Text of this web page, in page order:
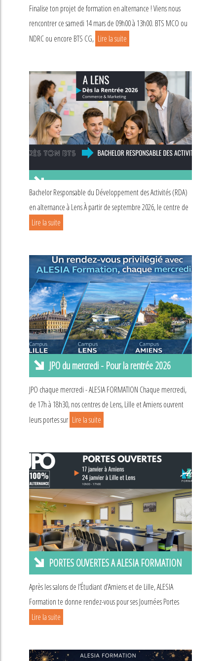
Finalise ton projet de formation en alternance ! Viens nous
rencontrer ce samedi 14 mars de 09h00 à 13h00. BTS MCO ou
NDRC ou encore BTS CG, Lire la suite
Bachelor Responsable du Développement des Activités (RDA)
en alternance à Lens À partir de septembre 2026, le centre de
Lire la suite
JPO du mercredi - Pour la rentrée 2026
JPO chaque mercredi - ALESIA FORMATION Chaque mercredi,
de 17h à 18h30, nos centres de Lens, Lille et Amiens ouvrent
leurs portes sur Lire la suite
PORTES OUVERTES A ALESIA FORMATION
Après les salons de l’Étudiant d’Amiens et de Lille, ALESIA
Formation te donne rendez-vous pour ses Journées Portes
Lire la suite